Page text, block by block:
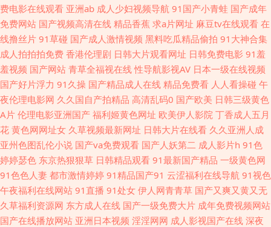
97亚洲综合 精品卡一在线 日韩操逼影视 18视频 www青艹 黑丝精品视频 久
久国产精品人妻 手机在线视91 91久久 国产男女啪啪视频 伊人成人在线 韩国
黄色电影在线 午夜成人 成人视频在线导航 久草资源福利站3 日韩a级在线观
看 中日韩三级黄色 国产91黑丝 影音先锋国产性爱 九一在線觀看 亚洲微拍福
利 97资源人妻 国产白丝视频 久色成人网 亚洲污久 99福利视频导航 国产久
久视频 免费传媒视频传媒 www日日干 人妻乱艹艹 99热色 国产在8p 欧美豆
花91 91次元官网首页 超碰天天操 久草福利资源网 日本三级大片 一本超碰
费电影在线观看 亚洲ab 成人少妇视频导航 91国产小青蛙 国产成年
免费网站 国产视频高清在线 精品香蕉 求a片网址 麻豆tv在线观看 在
线撸丝片 91草碰 国产成人激情视频 黑料吃瓜精品偷拍 91大神合集
成人拍拍拍免费 香港伦理剧 日韩大片观看网址 日韩免费电影 91羞
羞视频 国产网站 青草全福视在线 性导航影视AV 日本一级在线视频
国产好片浮力 91久操 国产精品成人在线 精品免费看 人人看操碰 午
夜伦理电影网 久久国自产拍精品 高清乱码0 国产欧美 日韩三级黄色
A片 伦理电影亚洲国产 福利姬黄色网址 欧美伊人影院 丁香成人五月
花 黄色网网址女 久草视频最新网址 日韩大片在线看 久久亚洲人成
亚州色图乱伦小说 国产va免费观看 国产人妖第二 成人影片h 91色
婷婷瑟色 东京热狠狠草 日韩精品观看 91最新国产精品 一级黄色网
91色色人妻 都市激情婷婷 91精品国产91 云涩福利在线导航 91视色
午夜福利在线网站 91直播 91处女 伊人网青青草 国产又爽又黄又无
久草福利资源网 东方成人在线 国产一级免费大片 成年免费视频网站
国产在线播放网站 亚洲日本视频 淫淫网网 成人影视国产在线 深夜